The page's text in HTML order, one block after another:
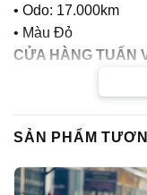
• Odo: 17.000km
• Màu Đỏ
CỬA HÀNG TUẤN
– Xe chính chủ
– Giá thành hợp lý
– Xe chất lượng tốt,
SẢN PHẨM